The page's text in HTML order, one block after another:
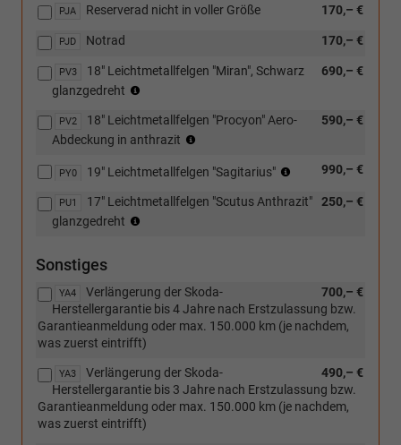
PJA 170,– €
Reserverad nicht in voller Größe
PJD 170,– €
Notrad
PV3 690,– €
18" Leichtmetallfelgen "Miran", Schwarz
glanzgedreht
R18
(4x2),
R18
PV2 590,– €
18" Leichtmetallfelgen "Procyon" Aero-
Abdeckung in anthrazit
R18
225/50
PY0 990,– €
19" Leichtmetallfelgen "Sagitarius"
Reifen:
R19
PU1 250,– €
17" Leichtmetallfelgen "Scutus Anthrazit"
glanzgedreht
225/55
R17
(4x4)
Sonstiges
YA4 700,– €
Verlängerung der Skoda-
Herstellergarantie bis 4 Jahre nach Erstzulassung bzw.
Garantieanmeldung oder max. 150.000 km (je nachdem,
was zuerst eintrifft)
YA3 490,– €
Verlängerung der Skoda-
Herstellergarantie bis 3 Jahre nach Erstzulassung bzw.
Garantieanmeldung oder max. 150.000 km (je nachdem,
was zuerst eintrifft)